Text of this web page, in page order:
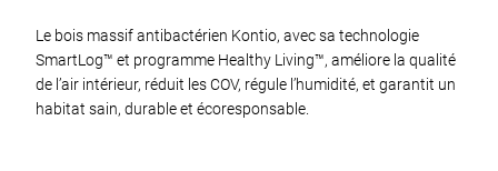
Le bois massif antibactérien Kontio, avec sa technologie
SmartLog™ et programme Healthy Living™, améliore la qualité
de l’air intérieur, réduit les COV, régule l’humidité, et garantit un
habitat sain, durable et écoresponsable.